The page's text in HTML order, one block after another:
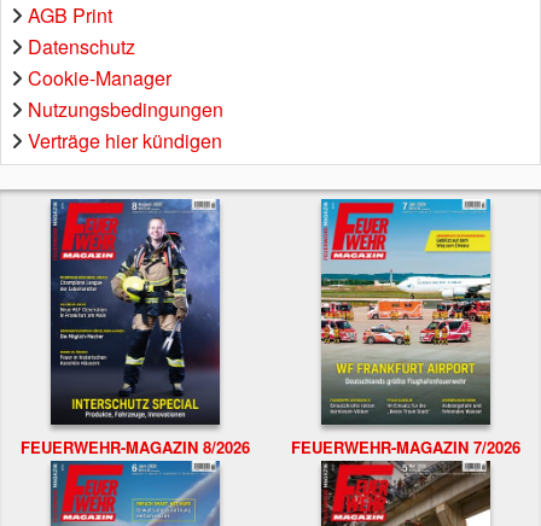
AGB Print
Datenschutz
Cookie-Manager
Nutzungsbedingungen
Verträge hier kündigen
FEUERWEHR-MAGAZIN 8/2026 FEUERWEHR-MAGAZIN 7/2026